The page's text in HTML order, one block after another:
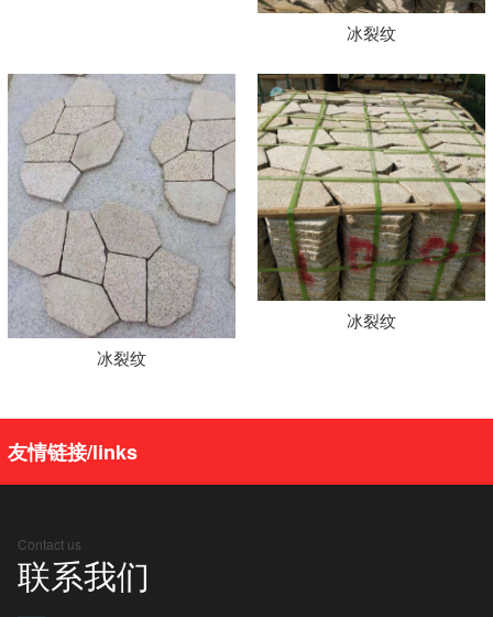
冰裂纹
冰裂纹
冰裂纹
友情链接/links
Contact us
联系我们